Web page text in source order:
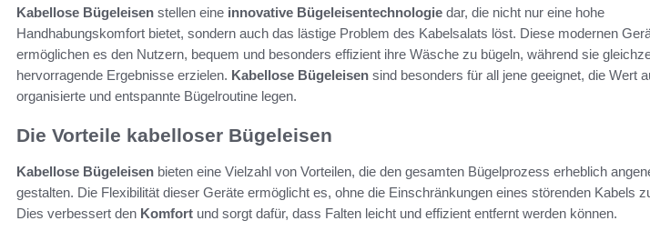
Kabellose Bügeleisen stellen eine innovative Bügeleisentechnologie dar, die nicht nur eine hohe
Handhabungskomfort bietet, sondern auch das lästige Problem des Kabelsalats löst. Diese modernen
ermöglichen es den Nutzern, bequem und besonders effizient ihre Wäsche zu bügeln, während sie
hervorragende Ergebnisse erzielen. Kabellose Bügeleisen sind besonders für all jene geeignet, die Wert
organisierte und entspannte Bügelroutine legen.
Die Vorteile kabelloser Bügeleisen
Kabellose Bügeleisen bieten eine Vielzahl von Vorteilen, die den gesamten Bügelprozess erheblich
gestalten. Die Flexibilität dieser Geräte ermöglicht es, ohne die Einschränkungen eines störenden Kabels
Dies verbessert den Komfort und sorgt dafür, dass Falten leicht und effizient entfernt werden können.